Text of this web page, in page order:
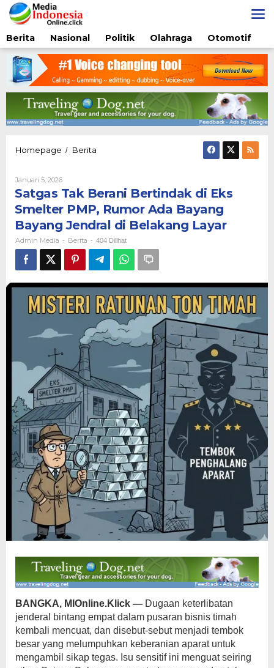
Lewati
ke
konten
Berita
Nasional Politik Olahraga Otomotif
Homepage / Berita
di
Eks
Smelter
PMP,
Rumor
Ada
Bayang
Bayang
Jendral
Belakang
Layar
Januari 5, 2026Oleh
Admin
Media
Satgas Tak Berani Bertindak di Eks
Smelter PMP, Rumor Ada Bayang
Bayang Jendral di Belakang Layar
Admin Media - Berita - 404 Dilihat
BANGKA, MIOnline.Klick — Dugaan keterlibatan
jenderal bintang empat dalam pusaran bisnis timah
kembali mencuat, dan disebut-sebut menjadi tembok
besar yang melumpuhkan keberanian aparat untuk
mengambil sikap tegas. Isu sensitif ini menguat seiring